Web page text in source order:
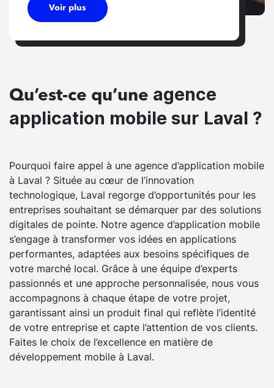
Voir plus
Qu’est-ce qu’une agence
application mobile sur Laval ?
Pourquoi faire appel à une agence d’application mobile
à Laval ? Située au cœur de l’innovation
technologique, Laval regorge d’opportunités pour les
entreprises souhaitant se démarquer par des solutions
digitales de pointe. Notre agence d’application mobile
s’engage à transformer vos idées en applications
performantes, adaptées aux besoins spécifiques de
votre marché local. Grâce à une équipe d’experts
passionnés et une approche personnalisée, nous vous
accompagnons à chaque étape de votre projet,
garantissant ainsi un produit final qui reflète l’identité
de votre entreprise et capte l’attention de vos clients.
Faites le choix de l’excellence en matière de
développement mobile à Laval.